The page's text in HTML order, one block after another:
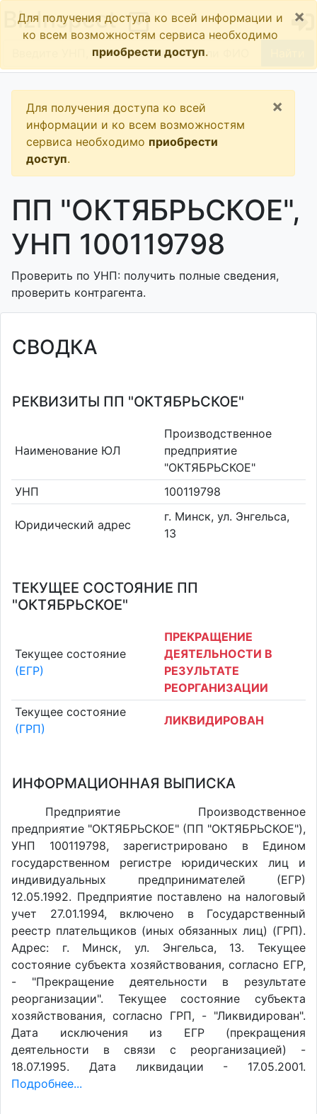
BizInspect
Для получения доступа ко всей информации и
ко всем возможностям сервиса необходимо
приобрести доступ.
×
Для получения доступа ко всей
информации и ко всем возможностям
сервиса необходимо приобрести
доступ.
×
ПП "ОКТЯБРЬСКОЕ",
УНП 100119798
Проверить по УНП: получить полные сведения,
проверить контрагента.
СВОДКА
РЕКВИЗИТЫ ПП "ОКТЯБРЬСКОЕ"
Наименование ЮЛ
Производственное
предприятие
"ОКТЯБРЬСКОЕ"
УНП
100119798
Юридический адрес
г. Минск, ул. Энгельса,
13
ТЕКУЩЕЕ СОСТОЯНИЕ ПП
"ОКТЯБРЬСКОЕ"
Текущее состояние
(ЕГР)
ПРЕКРАЩЕНИЕ
ДЕЯТЕЛЬНОСТИ В
РЕЗУЛЬТАТЕ
РЕОРГАНИЗАЦИИ
Текущее состояние
(ГРП)
ЛИКВИДИРОВАН
ИНФОРМАЦИОННАЯ ВЫПИСКА
Предприятие Производственное
предприятие "ОКТЯБРЬСКОЕ" (ПП "ОКТЯБРЬСКОЕ"),
УНП 100119798, зарегистрировано в Едином
государственном регистре юридических лиц и
индивидуальных предпринимателей (ЕГР)
12.05.1992. Предприятие поставлено на налоговый
учет 27.01.1994, включено в Государственный
реестр плательщиков (иных обязанных лиц) (ГРП).
Адрес: г. Минск, ул. Энгельса, 13. Текущее
состояние субъекта хозяйствования, согласно ЕГР,
- "Прекращение деятельности в результате
реорганизации". Текущее состояние субъекта
хозяйствования, согласно ГРП, - "Ликвидирован".
Дата исключения из ЕГР (прекращения
деятельности в связи с реорганизацией) -
18.07.1995. Дата ликвидации - 17.05.2001.
Подробнее...